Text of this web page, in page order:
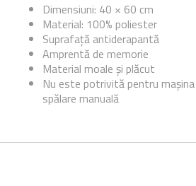
Dimensiuni: 40 × 60 cm
Material: 100% poliester
Suprafață antiderapantă
Amprentă de memorie
Material moale și plăcut
Nu este potrivită pentru
spălare manuală